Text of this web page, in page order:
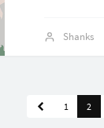
Shanks
1 2